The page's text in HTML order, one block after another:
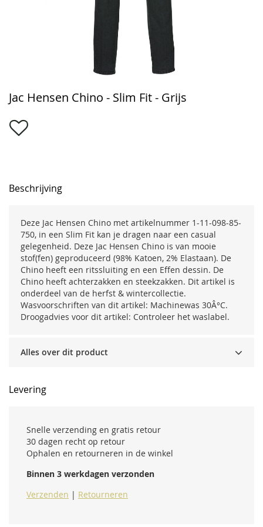
naar
begin
van
Jac Hensen Chino - Slim Fit - Grijs
Beschrijving
Deze Jac Hensen Chino met artikelnummer 1-11-098-85-
750, in een Slim Fit kan je dragen naar een casual
gelegenheid. Deze Jac Hensen Chino is van mooie
stof(fen) geproduceerd (98% Katoen, 2% Elastaan). De
Chino heeft een ritssluiting en een Effen dessin. De
Chino heeft achterzakken en steekzakken. Dit artikel is
onderdeel van de herfst & wintercollectie.
Wasvoorschriften van dit artikel: Machinewas 30Â°C.
Droogadvies voor dit artikel: Controleer het waslabel.
Alles over dit product
Levering
Snelle verzending en gratis retour
30 dagen recht op retour
Ophalen en retourneren in de winkel
Binnen 3 werkdagen verzonden
Verzenden | Retourneren